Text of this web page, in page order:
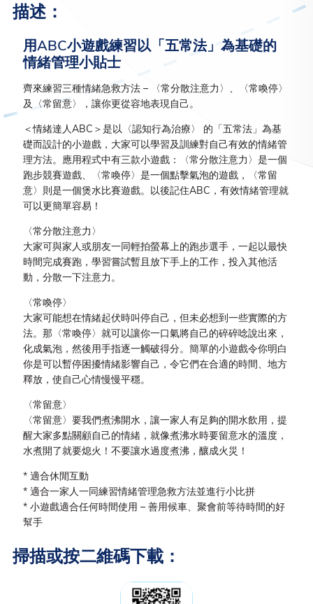
描述：
用ABC小遊戲練習以「五常法」為基礎的
情緒管理小貼士
齊來練習三種情緒急救方法 – 〈常分散注意力〉、〈常喚停〉
及〈常留意〉，讓你更從容地表現自己。
＜情緒達人ABC＞是以〈認知行為治療〉 的「五常法」為基
礎而設計的小遊戲，大家可以學習及訓練對自己有效的情緒管
理方法。應用程式中有三款小遊戲：〈常分散注意力〉是一個
跑步競賽遊戲、〈常喚停〉是一個點擊氣泡的遊戲，〈常留
意〉則是一個煲水比賽遊戲。以後記住ABC，有效情緒管理就
可以更簡單容易！
〈常分散注意力〉
大家可與家人或朋友一同輕拍螢幕上的跑步選手，一起以最快
時間完成賽跑，學習嘗試暫且放下手上的工作，投入其他活
動，分散一下注意力。
〈常喚停〉
大家可能想在情緒起伏時叫停自己，但未必想到一些實際的方
法。那〈常喚停〉就可以讓你一口氣將自己的碎碎唸說出來，
化成氣泡，然後用手指逐一觸破得分。簡單的小遊戲令你明白
你是可以暫停困擾情緒影響自己，令它們在合適的時間、地方
釋放，使自己心情慢慢平穩。
〈常留意〉
〈常留意〉要我們煮沸開水，讓一家人有足夠的開水飲用，提
醒大家多點關顧自己的情緒，就像煮沸水時要留意水的溫度，
水煮開了就要熄火！不要讓水過度煮沸，釀成火災！
* 適合休閒互動
* 適合一家人一同練習情緒管理急救方法並進行小比拼
* 小遊戲適合任何時間使用 – 善用候車、聚會前等待時間的好
幫手
掃描或按二維碼下載：